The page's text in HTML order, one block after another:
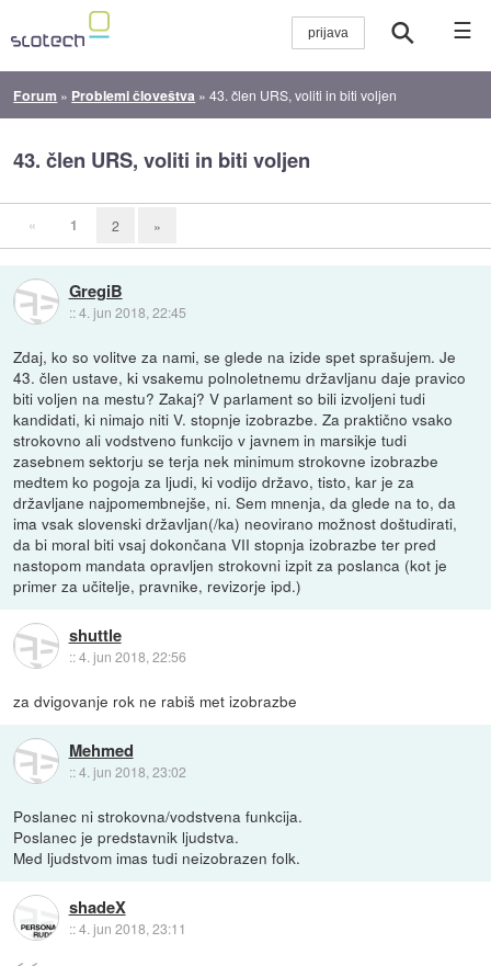
☰
Forum » Problemi človeštva »43. člen URS, voliti in biti voljen
43. člen URS, voliti in biti voljen
« 1 2 »
GregiB
::4. jun 2018, 22:45
Zdaj, ko so volitve za nami, se glede na izide spet sprašujem. Je
43. člen ustave, ki vsakemu polnoletnemu državljanu daje pravico
biti voljen na mestu? Zakaj? V parlament so bili izvoljeni tudi
kandidati, ki nimajo niti V. stopnje izobrazbe. Za praktično vsako
strokovno ali vodstveno funkcijo v javnem in marsikje tudi
zasebnem sektorju se terja nek minimum strokovne izobrazbe
medtem ko pogoja za ljudi, ki vodijo državo, tisto, kar je za
državljane najpomembnejše, ni. Sem mnenja, da glede na to, da
ima vsak slovenski državljan(/ka) neovirano možnost doštudirati,
da bi moral biti vsaj dokončana VII stopnja izobrazbe ter pred
nastopom mandata opravljen strokovni izpit za poslanca (kot je
primer za učitelje, pravnike, revizorje ipd.)
shuttle
::4. jun 2018, 22:56
za dvigovanje rok ne rabiš met izobrazbe
Mehmed
::4. jun 2018, 23:02
Poslanec ni strokovna/vodstvena funkcija.
Poslanec je predstavnik ljudstva.
Med ljudstvom imas tudi neizobrazen folk.
shadeX
::4. jun 2018, 23:11